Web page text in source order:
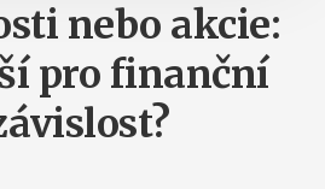
nebo akcie:
pro finanční